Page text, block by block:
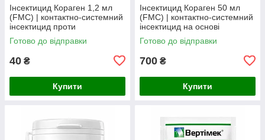
Інсектицид Кораген 1,2 мл
(FMC) | контактно-системний
інсектицид проти
колорадського жука,
плодожерок, листовійок і
Готово до відправки
40 ₴
Купити
Інсектицид Кораген 50 мл
(FMC) | контактно-системний
інсектицид на основі
хлорантраніліпролу проти
лускокрилих шкідників
Готово до відправки
700 ₴
Купити